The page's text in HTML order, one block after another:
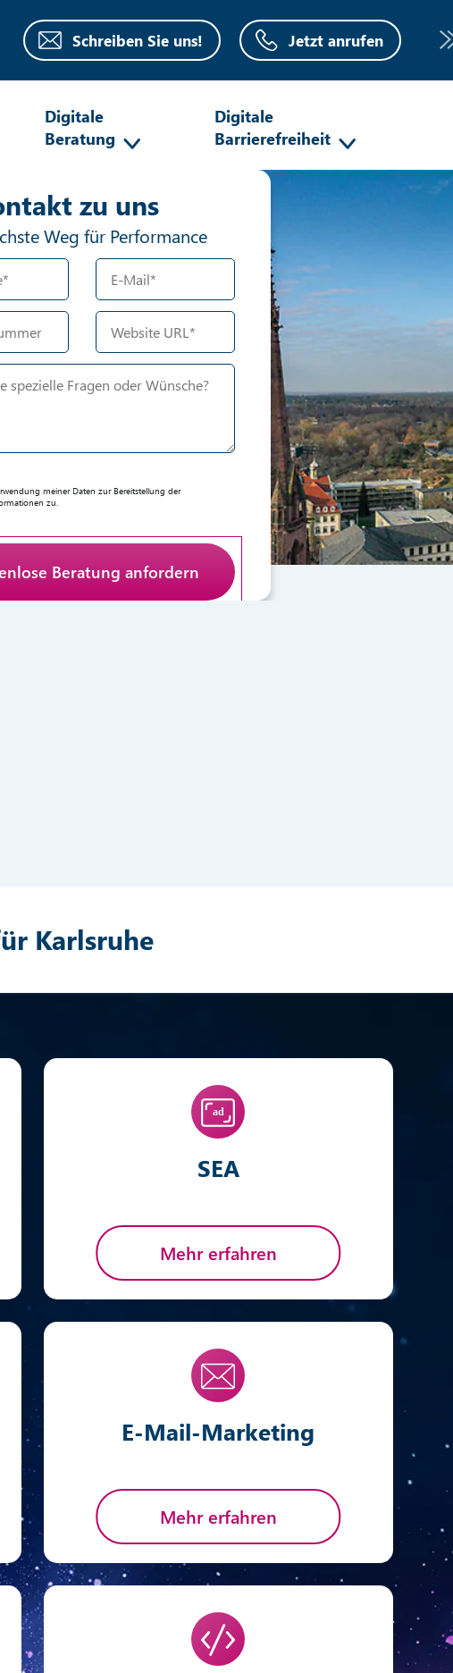
Schreiben Sie uns! Jetzt anrufen
Digitale
Beratung
Digitale
Barrierefreiheit
zu uns
Weg für Performance
meiner Daten zur Bereitstellung der
zu.
Hier klicken
Karlsruhe
SEA
Mehr erfahren
E-Mail-Marketing
Mehr erfahren